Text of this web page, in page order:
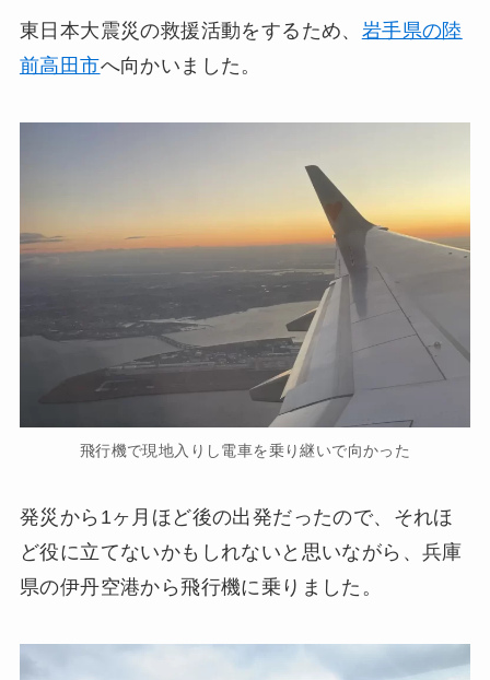
東日本大震災の救援活動をするため、 岩手県の陸
前高田市へ向かいました。
飛行機で現地入りし電車を乗り継いで向かった
発災から1ヶ月ほど後の出発だったので、それほ
ど役に立てないかもしれないと思いながら、兵庫
県の伊丹空港から飛行機に乗りました。